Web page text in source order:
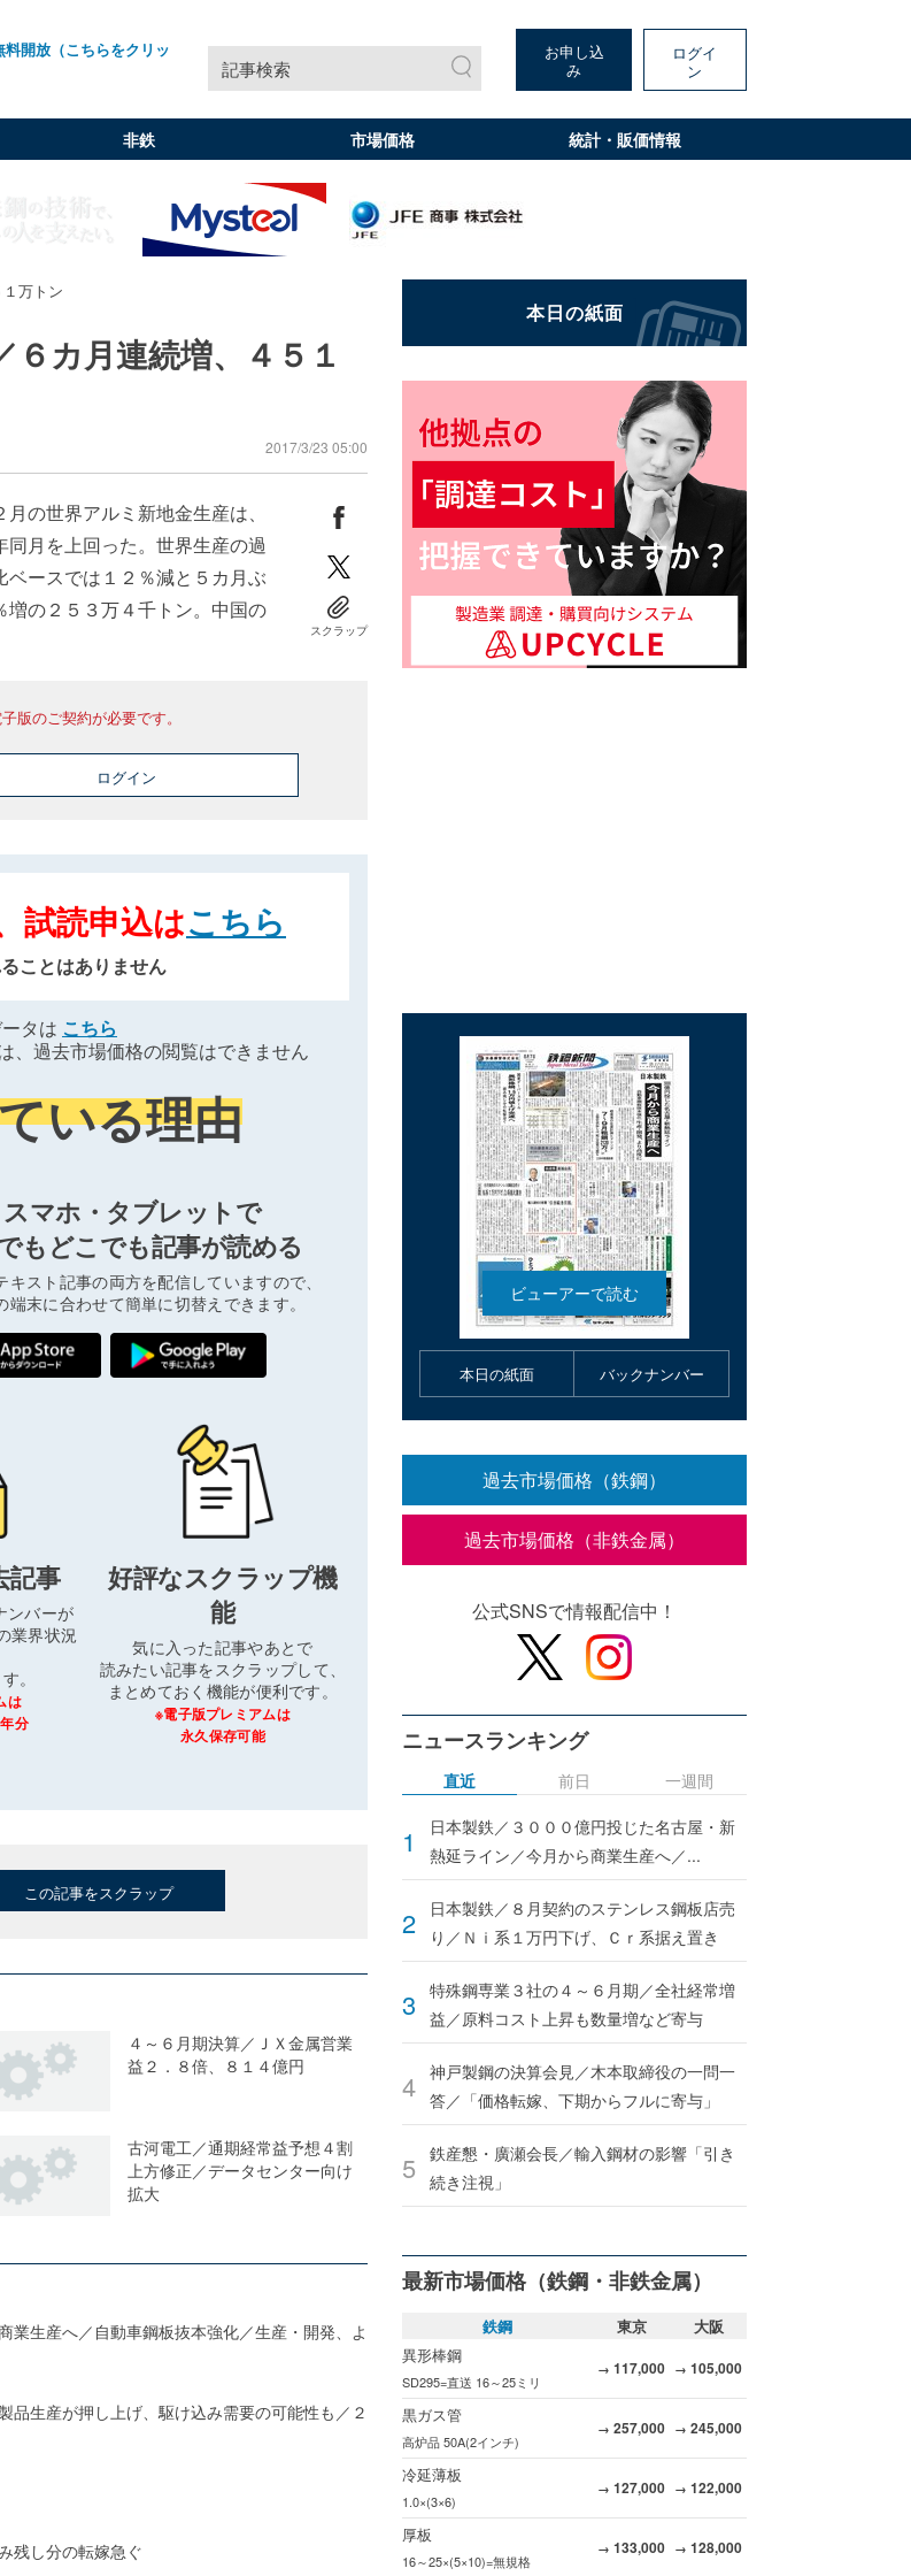
開放（こちらをクリッ
記事検索
お申し込
み
ログイ
ン
非鉄 市場価格 統計・販価情報
万トン
６カ月連続増、４５１
2017/3/23 05:00
の世界アルミ新地金生産は、
月を上回った。世界生産の過
ースでは１２％減と５カ月ぶ
の２５３万４千トン。中国の
スクラップ
版のご契約が必要です。
ログイン
試読申込はこちら
ことはありません
タは こちら
、過去市場価格の閲覧はできません
いる理由
スマホ・タブレットで
もどこでも記事が読める
キスト記事の両方を配信していますので、
端末に合わせて簡単に切替えできます。
記事
ンバーが
業界状況
。
は
分
好評なスクラップ機
能
気に入った記事やあとで
読みたい記事をスクラップして、
まとめておく機能が便利です。
※電子版プレミアムは
永久保存可能
この記事をスクラップ
４～６月期決算／ＪＸ金属営業
益２．８倍、８１４億円
古河電工／通期経常益予想４割
上方修正／データセンター向け
拡大
業生産へ／自動車鋼板抜本強化／生産・開発、よ
生産が押し上げ、駆け込み需要の可能性も／２
残し分の転嫁急ぐ
本日の紙面 バックナンバー
過去市場価格（鉄鋼）
過去市場価格（非鉄金属）
公式SNSで情報配信中！
ニュースランキング
直近
日本製鉄／３０００億円投じた名古屋・新
熱延ライン／今月から商業生産へ／...
日本製鉄／８月契約のステンレス鋼板店売
り／Ｎｉ系１万円下げ、Ｃｒ系据え置き
特殊鋼専業３社の４～６月期／全社経常増
益／原料コスト上昇も数量増など寄与
神戸製鋼の決算会見／木本取締役の一問一
答／「価格転嫁、下期からフルに寄与」
鉄産懇・廣瀬会長／輸入鋼材の影響「引き
続き注視」
前日 一週間
最新市場価格（鉄鋼・非鉄金属）
鉄鋼 東京
大阪
異形棒鋼
SD295=直送 16～25ミリ
→ 117,000 → 105,000
黒ガス管
高炉品 50A(2インチ)
→ 257,000 → 245,000
冷延薄板
1.0×(3×6)
→ 127,000 → 122,000
厚板
16～25×(5×10)=無規格
→ 133,000 → 128,000